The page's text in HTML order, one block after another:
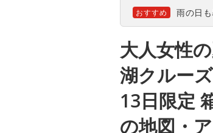
おすすめ 雨の日
大人女性
湖クルー
13日限定
の地図・